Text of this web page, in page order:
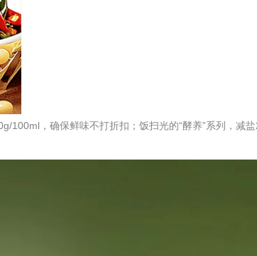
，确保鲜味不打折扣；饭扫光的“酵养”系列，减